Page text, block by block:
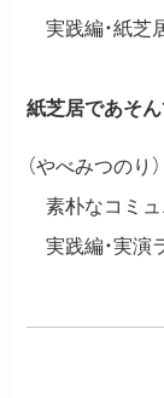
実践編・紙芝
紙芝居であそ
（やべみつのり）
素朴なコミュ
実践編・実演